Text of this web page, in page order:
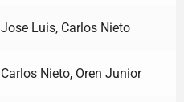
Jose Luis, Carlos Nieto
Carlos Nieto, Oren Junior